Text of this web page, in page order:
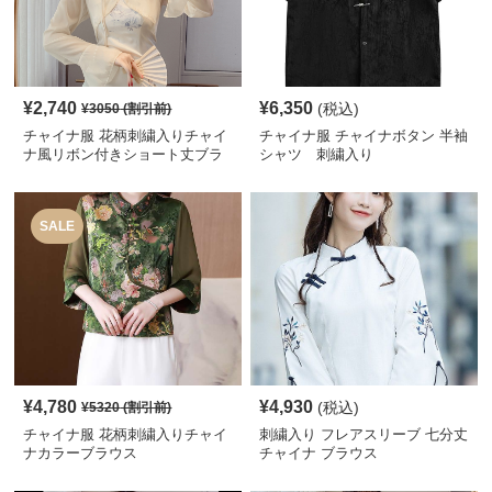
¥2,740 ¥3050(割引前)
チャイナ服 花柄刺繍入りチャイ
ナ風リボン付きショート丈ブラ
¥6,350 (税込)
チャイナ服 チャイナボタン 半袖
シャツ 刺繍入り
SALE
¥4,780 ¥5320(割引前)
チャイナ服 花柄刺繍入りチャイ
ナカラーブラウス
¥4,930 (税込)
刺繍入り フレアスリーブ 七分丈
チャイナ ブラウス